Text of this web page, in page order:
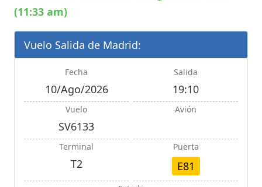
(11:33 am)
Vuelo Salida de Madrid:
Fecha
10/Ago/2026
Salida
19:10
Vuelo
SV6133
Avión
Terminal
T2
Puerta
E81